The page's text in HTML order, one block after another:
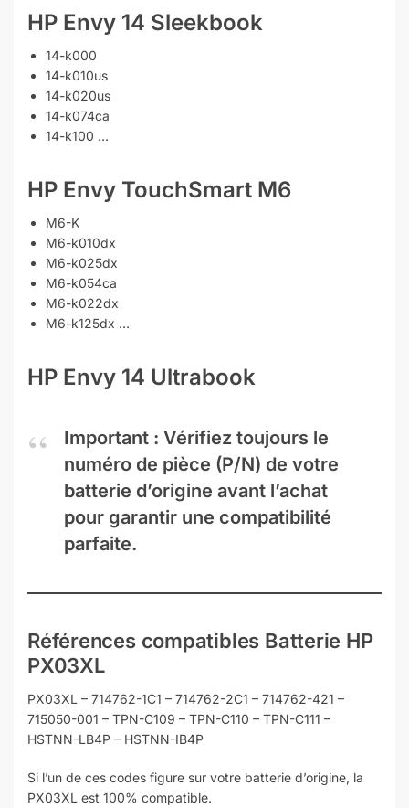
HP Envy 14 Sleekbook
14-k000
14-k010us
14-k020us
14-k074ca
14-k100 …
HP Envy TouchSmart M6
M6-K
M6-k010dx
M6-k025dx
M6-k054ca
M6-k022dx
M6-k125dx …
HP Envy 14 Ultrabook
Important : Vérifiez toujours le
numéro de pièce (P/N) de votre
batterie d’origine avant l’achat
pour garantir une compatibilité
parfaite.
Références compatibles Batterie HP
PX03XL
PX03XL – 714762-1C1 – 714762-2C1 – 714762-421 –
715050-001 – TPN-C109 – TPN-C110 – TPN-C111 –
HSTNN-LB4P – HSTNN-IB4P
Si l’un de ces codes figure sur votre batterie d’origine, la
PX03XL est 100% compatible.